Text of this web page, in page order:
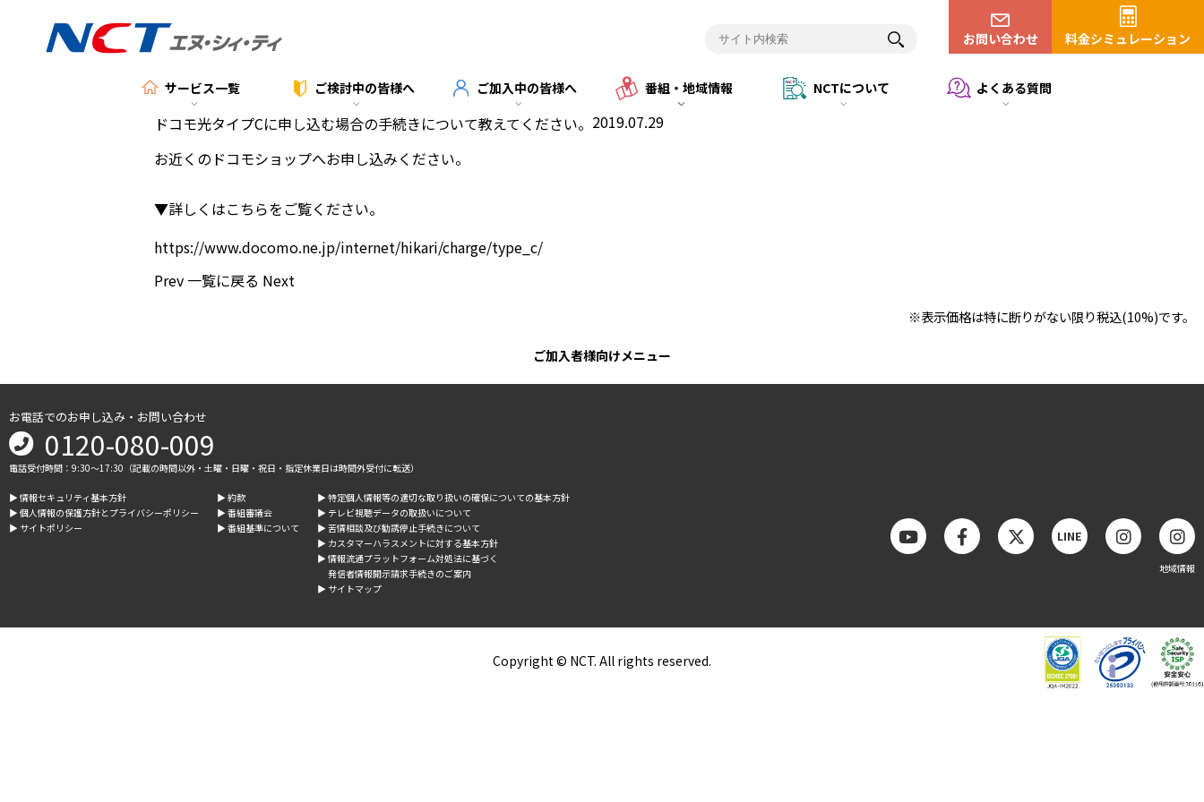
お問い合わせ 料金シミュレーション
サービス一覧 ご検討中の皆様へ ご加入中の皆様へ 番組・地域情報 NCTについて よくある質問
ドコモ光タイプCに申し込む場合の手続きについて教えてください。 2019.07.29
お近くのドコモショップへお申し込みください。
▼詳しくはこちらをご覧ください。
https://www.docomo.ne.jp/internet/hikari/charge/type_c/
Prev 一覧に戻る Next
※表示価格は特に断りがない限り税込(10%)です。
ご加入者様向けメニュー
お電話でのお申し込み・お問い合わせ
0120-080-009
電話受付時間：9:30～17:30（記載の時間以外・土曜・日曜・祝日・指定休業日は時間外受付に転送）
▶︎ 情報セキュリティ基本方針
▶︎ 個人情報の保護方針とプライバシーポリシー
▶︎ サイトポリシー
▶︎ 約款
▶︎ 番組審議会
▶︎ 番組基準について
▶︎ 特定個人情報等の適切な取り扱いの確保についての基本方針
▶︎ テレビ視聴データの取扱いについて
▶︎ 苦情相談及び勧誘停止手続きについて
▶︎ カスタマーハラスメントに対する基本方針
▶︎ 情報流通プラットフォーム対処法に基づく
発信者情報開示請求手続きのご案内
▶︎ サイトマップ
LINE
地域情報
Copyright © NCT. All rights reserved.